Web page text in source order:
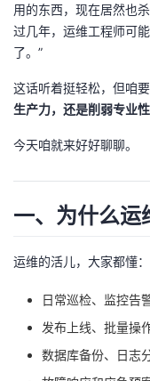
页
开
者
坛
圈
子
的
直
我
的我
用的东西，现在居然也
过几年，运维工程师可
了。”
这话听着挺轻松，但咱要
生产力，还是削弱专业性
今天咱就来好好聊聊。
一、为什么运
运维的活儿，大家都懂：
日常巡检、监控告
发布上线、批量操
数据库备份、日志